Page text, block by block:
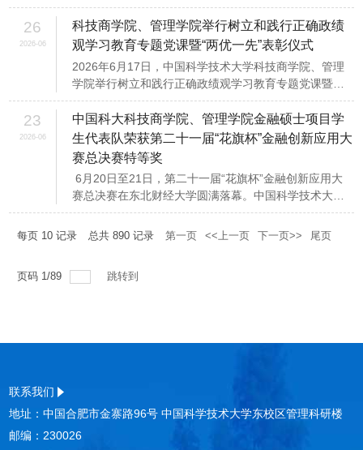
科学技术大学科技商学院、管理学院主办的运筹学与管
理科学前沿研讨会于2026年6月12日至14日成功举办。
本次研讨...
26
2026-06
科技商学院、管理学院举行树立和践行正确政绩
观学习教育专题党课暨“两优一先”表彰仪式
2026年6月17日，中国科学技术大学科技商学院、管理
学院举行树立和践行正确政绩观学习教育专题党课暨学
院“两优一先”表彰仪式，邀请安徽省委宣讲团高端专家、
安徽省直工委专家库专家裴德海教授讲授专题党课。校
党委...
23
2026-06
中国科大科技商学院、管理学院金融硕士项目学
生代表队荣获第二十一届“花旗杯”金融创新应用大
赛总决赛特等奖
6月20日至21日，第二十一届“花旗杯”金融创新应用大
赛总决赛在东北财经大学圆满落幕。中国科学技术大学
科技商学院、管理学院金融硕士（MF）项目学生代表队
发挥出色，一举斩获特等奖1项、一等奖1项、二等奖1
每页 10 记录 总共890 记录 第一页 <<上一页 下一页>> 尾页
页码 1/89 跳转到
联系我们
地址：中国合肥市金寨路96号 中国科学技术大学东校区管理科研楼
邮编：230026